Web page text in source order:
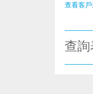
查看客
查詢